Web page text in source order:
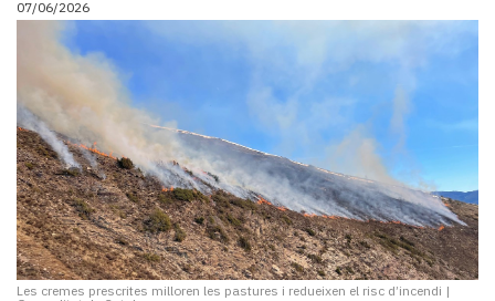
i
turisme
Cultura
Esports
Mai
tant!
TV
i
mitjans
El
temps
07/06/2026
Les cremes prescrites milloren les pastures i redueixen el risc d’incendi |